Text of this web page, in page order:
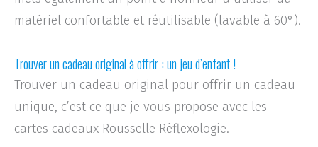
matériel confortable et réutilisable (lavable à 60°).
Trouver un cadeau original à offrir : un jeu d’enfant !
Trouver un cadeau original pour offrir un cadeau
unique, c’est ce que je vous propose avec les
cartes cadeaux Rousselle Réflexologie.